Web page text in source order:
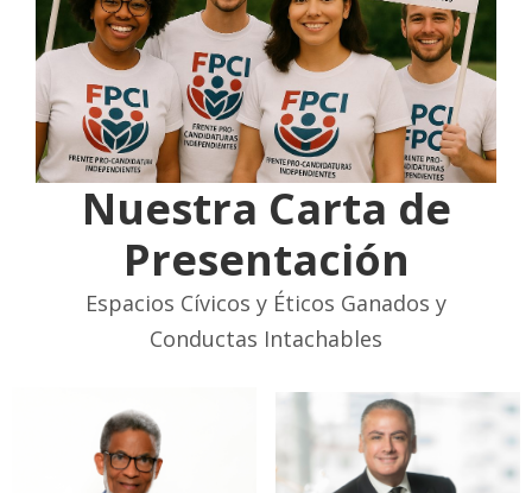
Nuestra Carta de
Presentación
Espacios Cívicos y Éticos Ganados y
Conductas Intachables